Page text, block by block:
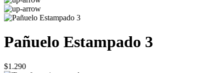
Pañuelo Estampado 3
$1.290